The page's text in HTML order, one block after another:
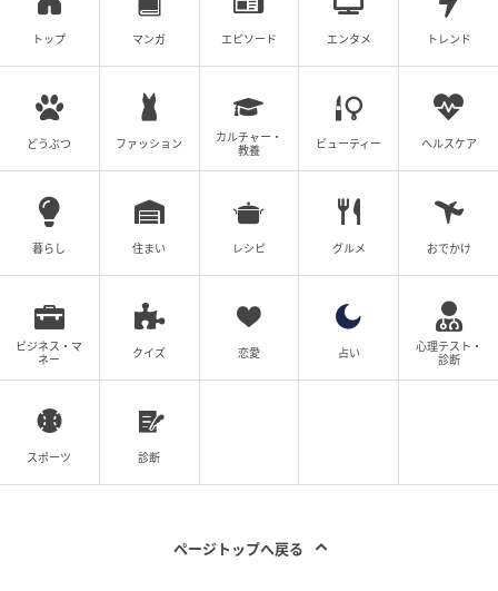
トップ マンガ エピソード エンタメ トレンド
どうぶつ ファッション
カルチャー・
教養
ビューティー ヘルスケア
暮らし 住まい レシピ グルメ おでかけ
ビジネス・マ
ネー
クイズ 恋愛 占い
心理テスト・
診断
スポーツ 診断
ページトップへ戻る